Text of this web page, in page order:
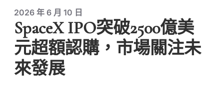
2026 年 6 月 10 日
SpaceX IPO突破2500億美
元超額認購，市場關注未
來發展